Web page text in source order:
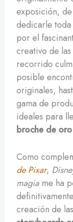
exposición,
dedicarle toda
por el
creativo de
recorrido
posible
originales,
gama de
ideales para
broche de
Como
de Pixar,
magiame ha
creación de